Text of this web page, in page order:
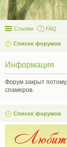
Ссылки FAQ
Список форумов
Информация
Форум закрыт
спамеров.
Список форумов